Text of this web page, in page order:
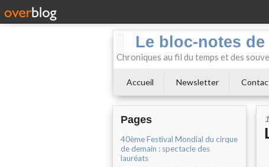
Le bloc-notes
Chroniques au fil du temps et des
Accueil Newsletter
Pages
40ème Festival Mondial du cirque
de demain : spectacle des
lauréats